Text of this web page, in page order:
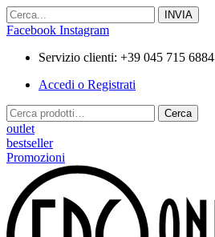
Vai
al
Facebook Instagram
Servizio clienti: +39 045 715 6884
Accedi o Registrati
Cerca:
Cerca
outlet
bestseller
Promozioni